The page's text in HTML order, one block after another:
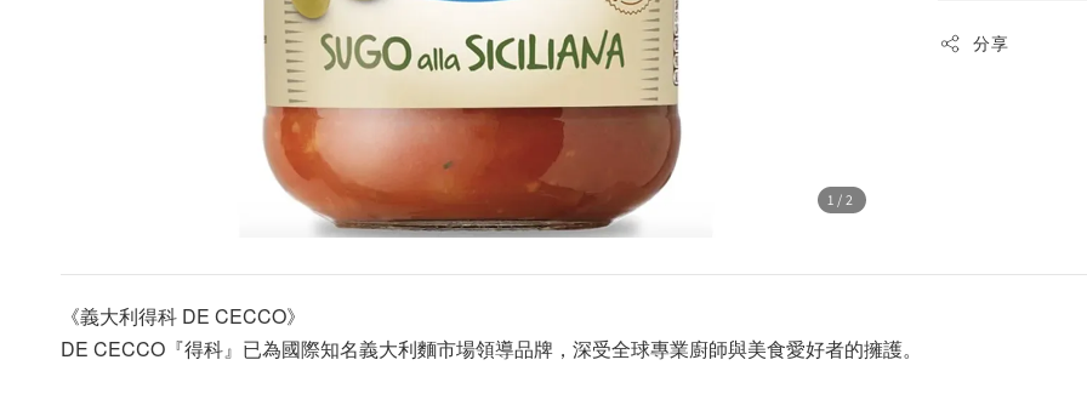
1 /2
分享
《義大利得科 DE CECCO》
DE CECCO『得科』已為國際知名義大利麵市場領導品牌，深受全球專業廚師與美食愛好者的擁護。